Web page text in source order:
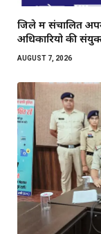
जिले में संचालित
अधिकारियो की
AUGUST 7, 2026